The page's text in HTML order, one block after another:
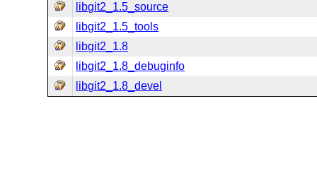
libgit2_1.5_source
libgit2_1.5_tools
libgit2_1.8
libgit2_1.8_debuginfo
libgit2_1.8_devel